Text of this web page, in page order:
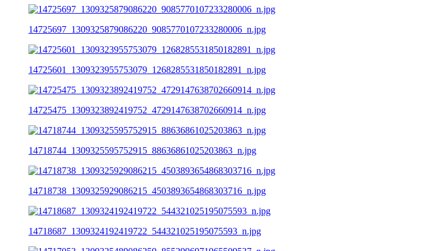
14725697_1309325879086220_9085770107233280006_n.jpg
14725601_1309323955753079_1268285531850182891_n.jpg
14725475_1309323892419752_4729147638702660914_n.jpg
14718744_1309325595752915_88636861025203863_n.jpg
14718738_1309325929086215_4503893654868303716_n.jpg
14718687_1309324192419722_544321025195075593_n.jpg